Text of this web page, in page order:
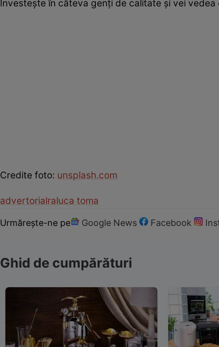
Investește în câteva genți de calitate și vei
Credite foto: unsplash.com
advertorialraluca toma
Urmărește-ne pe Google News Facebook
Ghid de cumpărături